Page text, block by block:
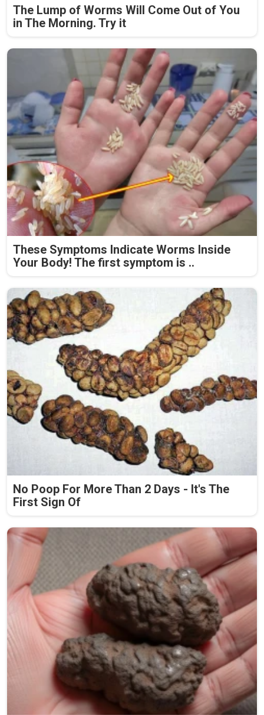
The Lump of Worms Will Come Out of You
in The Morning. Try it
These Symptoms Indicate Worms Inside
Your Body! The first symptom is ..
No Poop For More Than 2 Days - It's The
First Sign Of